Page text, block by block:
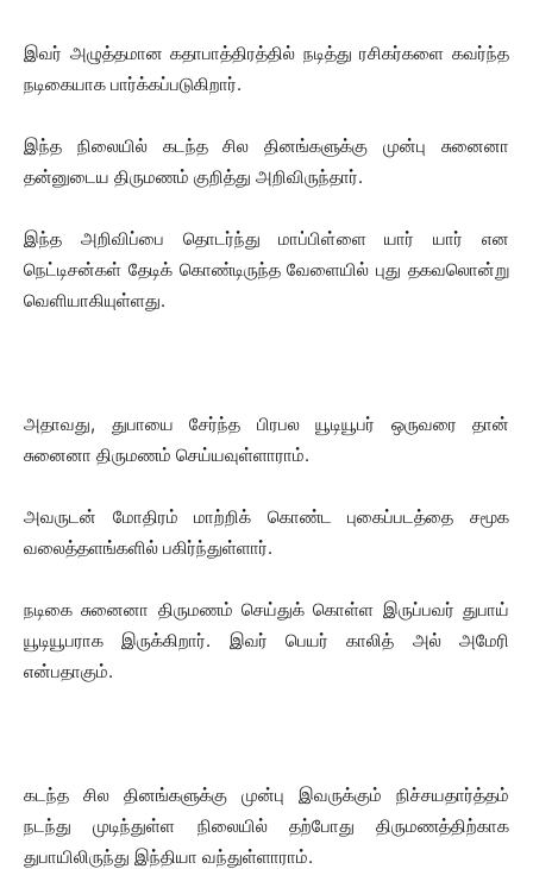
இவர் அழுத்தமான கதாபாத்திரத்தில் நடித்து ரசிகர்களை கவர்ந்த
நடிகையாக பார்க்கப்படுகிறார்.
இந்த நிலையில் கடந்த சில தினங்களுக்கு முன்பு சுனைனா
தன்னுடைய திருமணம் குறித்து அறிவிருந்தார்.
இந்த அறிவிப்பை தொடர்ந்து மாப்பிள்ளை யார் யார் என
நெட்டிசன்கள் தேடிக் கொண்டிருந்த வேளையில் புது தகவலொன்று
வெளியாகியுள்ளது.
அதாவது, துபாயை சேர்ந்த பிரபல யூடியூபர் ஒருவரை தான்
சுனைனா திருமணம் செய்யவுள்ளாராம்.
அவருடன் மோதிரம் மாற்றிக் கொண்ட புகைப்படத்தை சமூக
வலைத்தளங்களில் பகிர்ந்துள்ளார்.
நடிகை சுனைனா திருமணம் செய்துக் கொள்ள இருப்பவர் துபாய்
யூடியூபராக இருக்கிறார். இவர் பெயர் காலித் அல் அமேரி
என்பதாகும்.
கடந்த சில தினங்களுக்கு முன்பு இவருக்கும் நிச்சயதார்த்தம்
நடந்து முடிந்துள்ள நிலையில் தற்போது திருமணத்திற்காக
துபாயிலிருந்து இந்தியா வந்துள்ளாராம்.